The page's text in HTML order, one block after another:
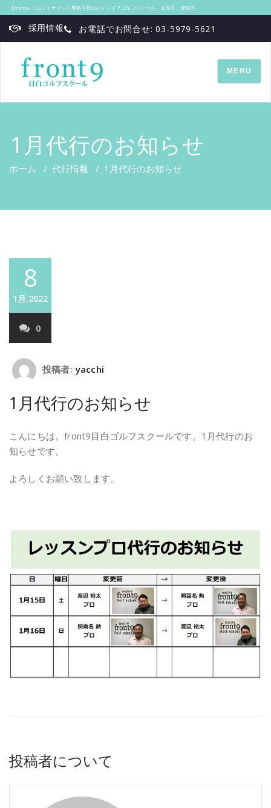
【front9‐フロントナイン】豊島区目白のインドアゴルフスクール、文京区、新宿区
採用情報 お電話でお問合せ: 03-5979-5621
TOGGLE
MENU
1月代行のお知らせ
ホーム / 代行情報 / 1月代行のお知らせ
8
1月,2022
0
投稿者: yacchi
1月代行のお知らせ
こんにちは。front9目白ゴルフスクールです。1月代行のお
知らせです。
よろしくお願い致します。
投稿者について